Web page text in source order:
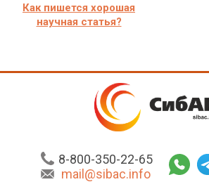
Как пишется хорошая
научная статья?
8-800-350-22-65
mail@sibac.info